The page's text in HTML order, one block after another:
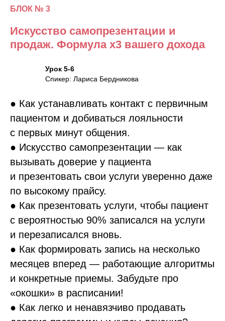
БЛОК № 3
Искусство самопрезентации и
продаж. Формула x3 вашего дохода
Урок 5-6
Спикер: Лариса Бердникова
● Как устанавливать контакт с первичным
пациентом и добиваться лояльности
с первых минут общения.
● Искусство самопрезентации — как
вызывать доверие у пациента
и презентовать свои услуги уверенно даже
по высокому прайсу.
● Как презентовать услуги, чтобы пациент
с вероятностью 90% записался на услуги
и перезаписался вновь.
● Как формировать запись на несколько
месяцев вперед — работающие алгоритмы
и конкретные приемы. Забудьте про
«окошки» в расписании!
● Как легко и ненавязчиво продавать